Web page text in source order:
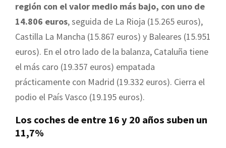
región con el valor medio más bajo, con uno de
14.806 euros, seguida de La Rioja (15.265 euros),
Castilla La Mancha (15.867 euros) y Baleares (15.951
euros). En el otro lado de la balanza, Cataluña tiene
el más caro (19.357 euros) empatada
prácticamente con Madrid (19.332 euros). Cierra el
podio el País Vasco (19.195 euros).
Los coches de entre 16 y 20 años suben un
11,7%